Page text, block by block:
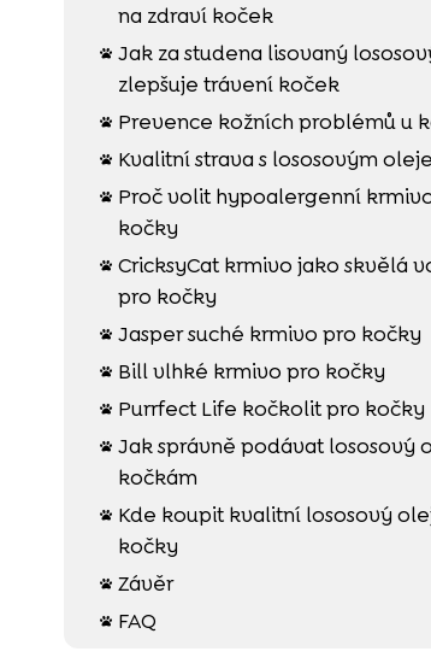
na zdraví koček
 Jak za studena lisovaný
zlepšuje trávení koček
 Prevence kožních problémů u
 Kvalitní strava s lososovým

Proč volit hypoalergenní
kočky
 CricksyCat krmivo jako skvělá
pro kočky
 Jasper suché krmivo pro kočky
 Bill vlhké krmivo pro kočky
 Purrfect Life kočkolit pro kočky
 Jak správně podávat lososový
kočkám

Kde koupit kvalitní lososový
kočky
 Závěr
 FAQ